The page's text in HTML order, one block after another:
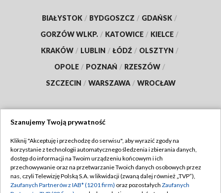
BIAŁYSTOK / BYDGOSZCZ / GDAŃSK /
GORZÓW WLKP. / KATOWICE / KIELCE /
KRAKÓW / LUBLIN / ŁÓDŹ / OLSZTYN /
OPOLE / POZNAŃ / RZESZÓW /
SZCZECIN / WARSZAWA / WROCŁAW
TVP
Abonament TVP
Emisja w TVP
Regulamin TVP
Polityka prywatności
Szanujemy Twoją prywatność
Kliknij "Akceptuję i przechodzę do serwisu", aby wyrazić zgody na
korzystanie z technologii automatycznego śledzenia i zbierania danych,
dostęp do informacji na Twoim urządzeniu końcowym i ich
przechowywanie oraz na przetwarzanie Twoich danych osobowych przez
nas, czyli Telewizję Polską S.A. w likwidacji (zwaną dalej również „TVP”),
Zaufanych Partnerów z IAB* (1201 firm) oraz pozostałych Zaufanych